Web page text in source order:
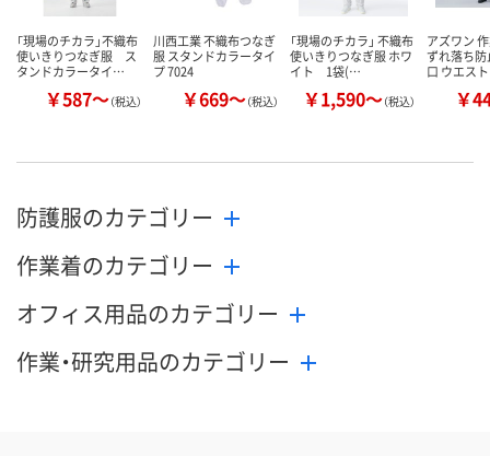
「現場のチカラ」不織布
使いきりつなぎ服 ス
タンドカラータイ…
￥587～（税込）
川西工業 不織布つなぎ
服 スタンドカラータイ
プ 7024
￥669～（税込）
「現場のチカラ」 不織布
使いきりつなぎ服 ホワ
イト 1袋(…
￥1,590～（税込）
アズワン
ずれ落ち防
口 ウエス
￥
防護服のカテゴリー
作業着のカテゴリー
オフィス用品のカテゴリー
作業・研究用品のカテゴリー